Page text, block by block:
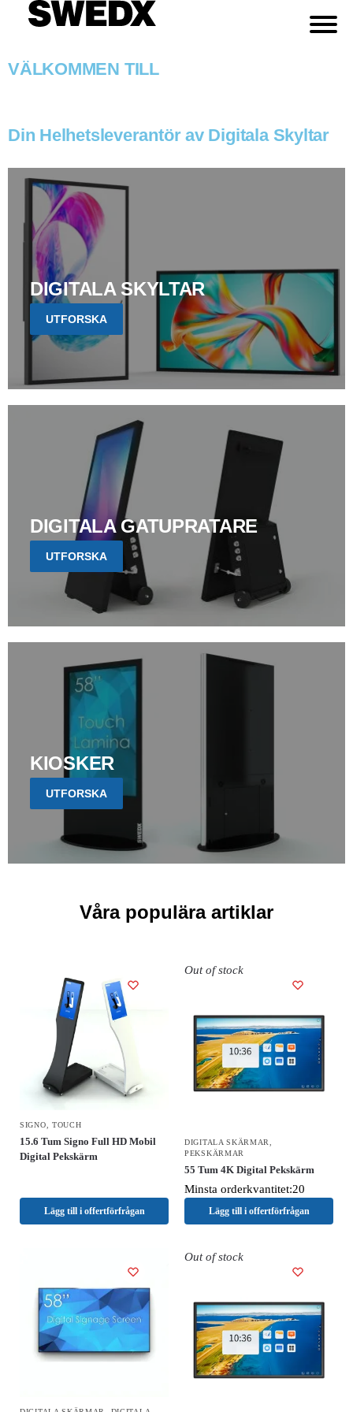
VÄLKOMMEN TILL
Din Helhetsleverantör av Digitala Skyltar
DIGITALA SKYLTAR
UTFORSKA
DIGITALA GATUPRATARE
UTFORSKA
KIOSKER
UTFORSKA
Våra populära artiklar
SIGNO TOUCH
15.6 Tum Signo Full HD Mobil
Digital Pekskärm
Lägg till i offertförfrågan
Out of stock
DIGITALA SKÄRMAR
PEKSKÄRMAR
55 Tum 4K Digital Pekskärm
Minsta orderkvantitet:20
Lägg till i offertförfrågan
Out of stock